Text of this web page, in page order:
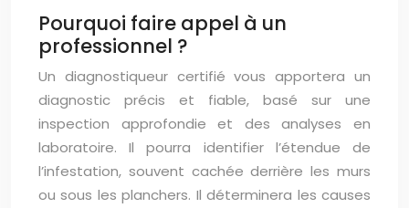
Pourquoi faire appel à un
professionnel ?
Un diagnostiqueur certifié vous apportera un
diagnostic précis et fiable, basé sur une
inspection approfondie et des analyses en
laboratoire. Il pourra identifier l’étendue de
l’infestation, souvent cachée derrière les murs
ou sous les planchers. Il déterminera les causes